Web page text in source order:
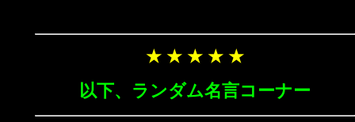
★ ★ ★ ★ ★
以下、ランダム名言コーナー